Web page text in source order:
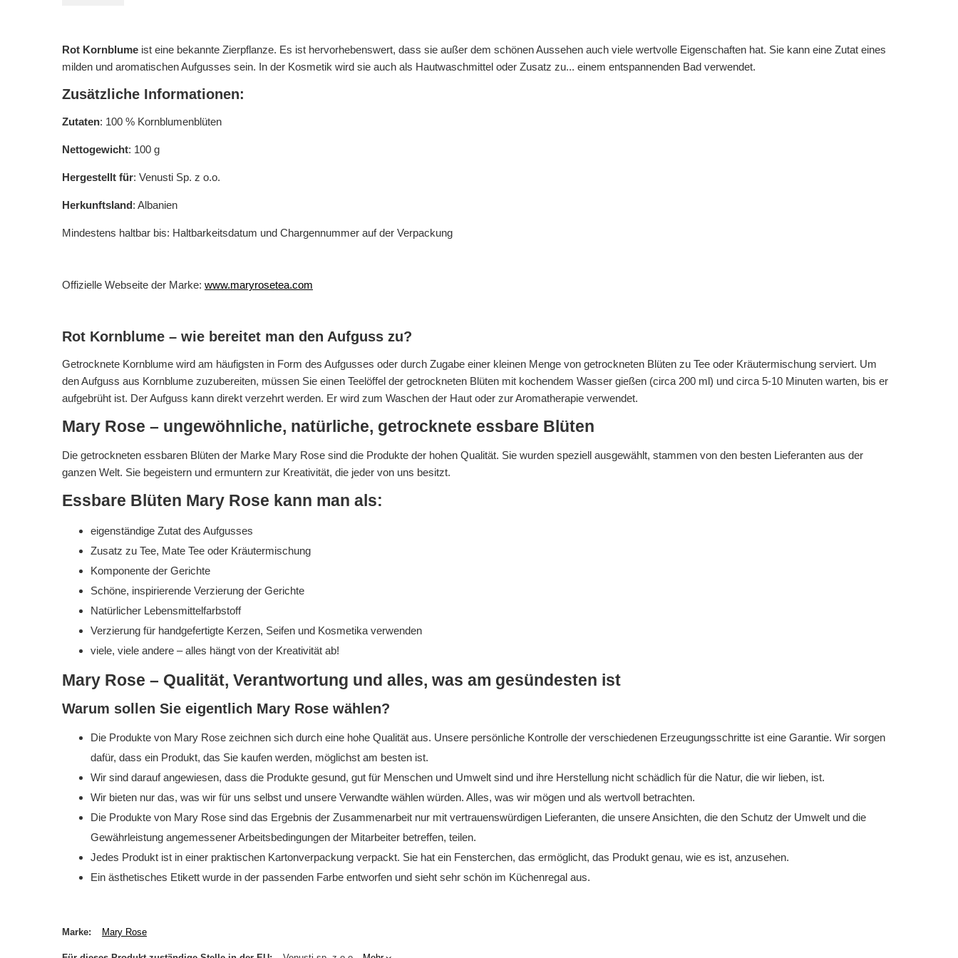
Rot Kornblume ist eine bekannte Zierpflanze. Es ist hervorhebenswert, dass sie außer dem schönen Aussehen auch viele wertvolle Eigenschaften hat. Sie kann eine Zutat eines
milden und aromatischen Aufgusses sein. In der Kosmetik wird sie auch als Hautwaschmittel oder Zusatz zu... einem entspannenden Bad verwendet.
Zusätzliche Informationen:
Zutaten: 100 % Kornblumenblüten
Nettogewicht: 100 g
Hergestellt für: Venusti Sp. z o.o.
Herkunftsland: Albanien
Mindestens haltbar bis: Haltbarkeitsdatum und Chargennummer auf der Verpackung
Offizielle Webseite der Marke: www.maryrosetea.com
Rot Kornblume – wie bereitet man den Aufguss zu?
Getrocknete Kornblume wird am häufigsten in Form des Aufgusses oder durch Zugabe einer kleinen Menge von getrockneten Blüten zu Tee oder Kräutermischung serviert. Um
den Aufguss aus Kornblume zuzubereiten, müssen Sie einen Teelöffel der getrockneten Blüten mit kochendem Wasser gießen (circa 200 ml) und circa 5-10 Minuten warten, bis er
aufgebrüht ist. Der Aufguss kann direkt verzehrt werden. Er wird zum Waschen der Haut oder zur Aromatherapie verwendet.
Mary Rose – ungewöhnliche, natürliche, getrocknete essbare Blüten
Die getrockneten essbaren Blüten der Marke Mary Rose sind die Produkte der hohen Qualität. Sie wurden speziell ausgewählt, stammen von den besten Lieferanten aus der
ganzen Welt. Sie begeistern und ermuntern zur Kreativität, die jeder von uns besitzt.
Essbare Blüten Mary Rose kann man als:
eigenständige Zutat des Aufgusses
Zusatz zu Tee, Mate Tee oder Kräutermischung
Komponente der Gerichte
Schöne, inspirierende Verzierung der Gerichte
Natürlicher Lebensmittelfarbstoff
Verzierung für handgefertigte Kerzen, Seifen und Kosmetika verwenden
viele, viele andere – alles hängt von der Kreativität ab!
Mary Rose – Qualität, Verantwortung und alles, was am gesündesten ist
Warum sollen Sie eigentlich Mary Rose wählen?
Die Produkte von Mary Rose zeichnen sich durch eine hohe Qualität aus. Unsere persönliche Kontrolle der verschiedenen Erzeugungsschritte ist eine Garantie. Wir sorgen
dafür, dass ein Produkt, das Sie kaufen werden, möglichst am besten ist.
Wir sind darauf angewiesen, dass die Produkte gesund, gut für Menschen und Umwelt sind und ihre Herstellung nicht schädlich für die Natur, die wir lieben, ist.
Wir bieten nur das, was wir für uns selbst und unsere Verwandte wählen würden. Alles, was wir mögen und als wertvoll betrachten.
Die Produkte von Mary Rose sind das Ergebnis der Zusammenarbeit nur mit vertrauenswürdigen Lieferanten, die unsere Ansichten, die den Schutz der Umwelt und die
Gewährleistung angemessener Arbeitsbedingungen der Mitarbeiter betreffen, teilen.
Jedes Produkt ist in einer praktischen Kartonverpackung verpackt. Sie hat ein Fensterchen, das ermöglicht, das Produkt genau, wie es ist, anzusehen.
Ein ästhetisches Etikett wurde in der passenden Farbe entworfen und sieht sehr schön im Küchenregal aus.
Marke Mary Rose